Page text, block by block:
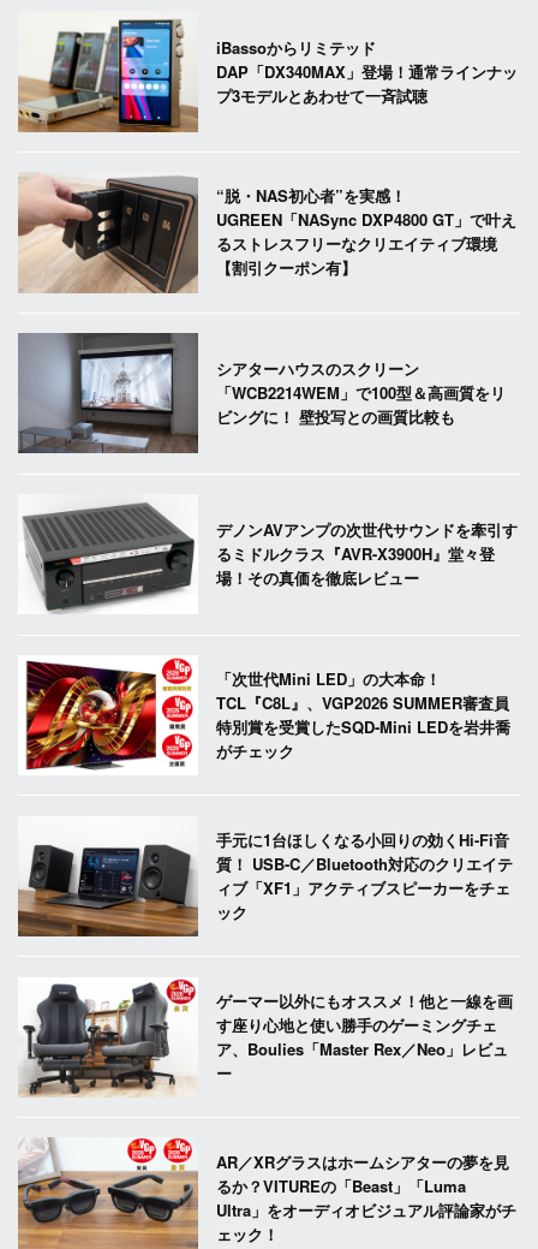
iBassoからリミテッド
DAP「DX340MAX」登場！通常ラインナッ
プ3モデルとあわせて一斉試聴
“脱・NAS初心者”を実感！
UGREEN「NASync DXP4800 GT」で叶え
るストレスフリーなクリエイティブ環境
【割引クーポン有】
シアターハウスのスクリーン
「WCB2214WEM」で100型＆高画質をリ
ビングに！ 壁投写との画質比較も
デノンAVアンプの次世代サウンドを牽引す
るミドルクラス『AVR-X3900H』堂々登
場！その真価を徹底レビュー
「次世代Mini LED」の大本命！
TCL『C8L』、VGP2026 SUMMER審査員
特別賞を受賞したSQD-Mini LEDを岩井喬
がチェック
手元に1台ほしくなる小回りの効くHi-Fi音
質！ USB-C／Bluetooth対応のクリエイテ
ィブ「XF1」アクティブスピーカーをチェ
ック
ゲーマー以外にもオススメ！他と一線を画
す座り心地と使い勝手のゲーミングチェ
ア、Boulies「Master Rex／Neo」レビュ
ー
AR／XRグラスはホームシアターの夢を見
るか？VITUREの「Beast」「Luma
Ultra」をオーディオビジュアル評論家がチ
ェック！